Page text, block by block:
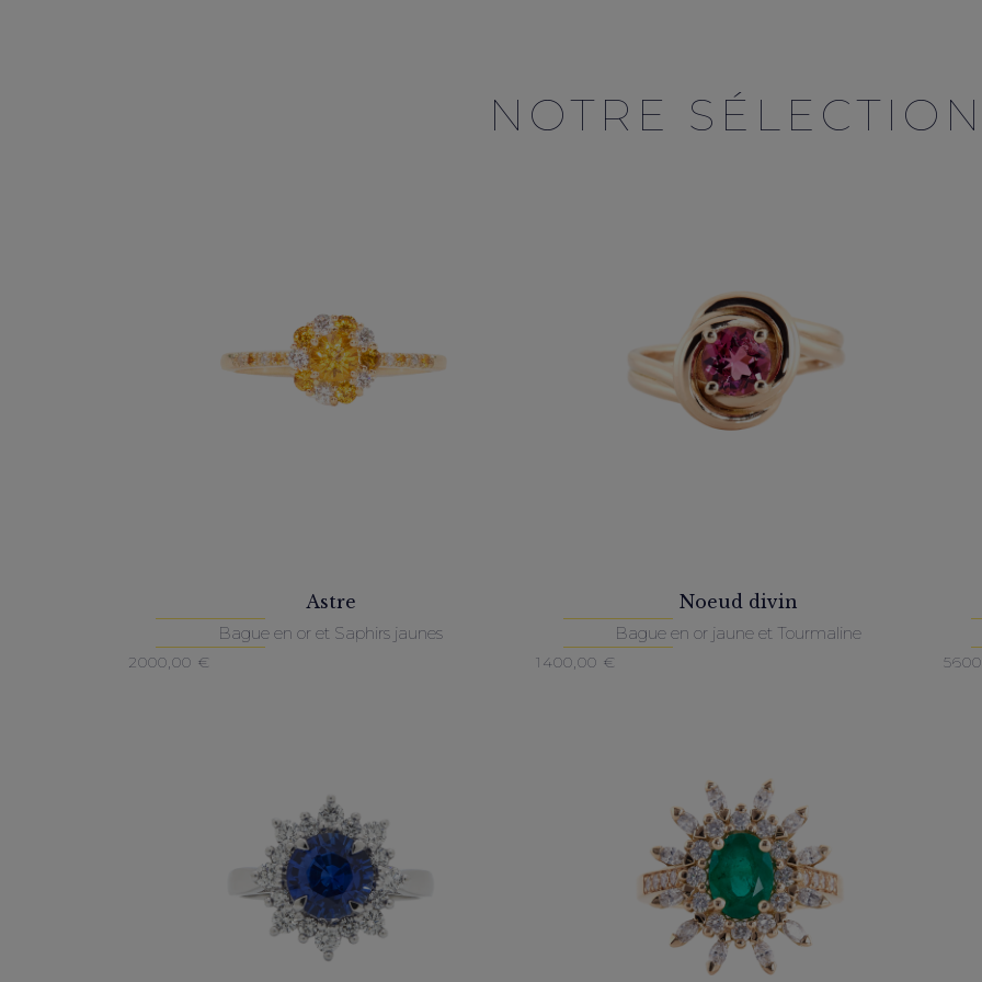
NOTRE
Astre
Bague en or et Saphirs jaunes
2000,00 €
Noeud divin
Bague en or jaune et Tourmaline
1400,00 €